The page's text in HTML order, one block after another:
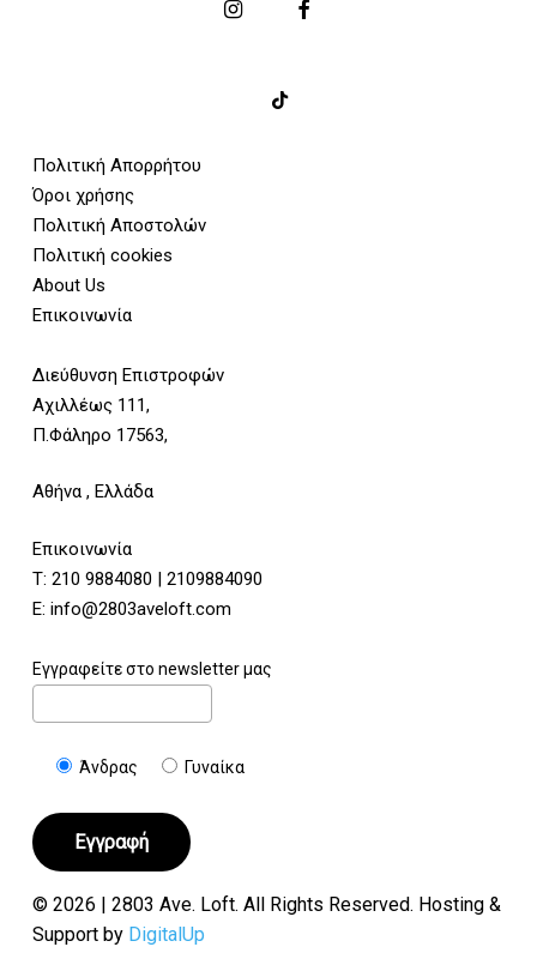
Πολιτική Απορρήτου
Όροι χρήσης
Πολιτική Αποστολών
Πολιτική cookies
About Us
Επικοινωνία
Διεύθυνση Επιστροφών
Αχιλλέως 111,
Π.Φάληρο 17563,
Αθήνα , Ελλάδα
Επικοινωνία
Τ: 210 9884080 | 2109884090
E: info@2803aveloft.com
Εγγραφείτε στο newsletter μας
Άνδρας Γυναίκα
© 2026 | 2803 Ave. Loft. All Rights Reserved. Hosting &
Support by DigitalUp